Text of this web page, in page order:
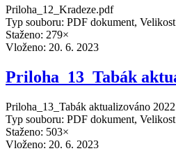
Priloha_12_Kradeze.pdf
Typ souboru: PDF dokument,
Staženo: 279×
Vloženo: 20. 6. 2023
Priloha_13_Tabák
Priloha_13_Tabák aktualizováno
Typ souboru: PDF dokument,
Staženo: 503×
Vloženo: 20. 6. 2023